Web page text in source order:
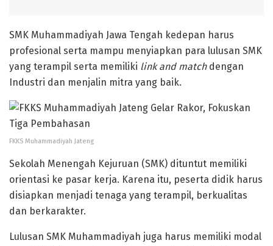
SMK Muhammadiyah Jawa Tengah kedepan harus
profesional serta mampu menyiapkan para lulusan SMK
yang terampil serta memiliki link and match dengan
Industri dan menjalin mitra yang baik.
FKKS Muhammadiyah Jateng
Sekolah Menengah Kejuruan (SMK) dituntut memiliki
orientasi ke pasar kerja. Karena itu, peserta didik harus
disiapkan menjadi tenaga yang terampil, berkualitas
dan berkarakter.
Lulusan SMK Muhammadiyah juga harus memiliki modal